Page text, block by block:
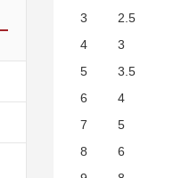
3
2.5
4
3
5
3.5
6
4
7
5
8
6